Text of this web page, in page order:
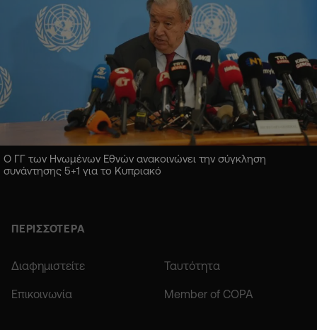
Ο ΓΓ των Ηνωμένων Εθνών ανακοινώνει την σύγκληση
συνάντησης 5+1 για το Κυπριακό
ΠΕΡΙΣΣΟΤΕΡΑ
Διαφημιστείτε Ταυτότητα
Επικοινωνία Member of COPA